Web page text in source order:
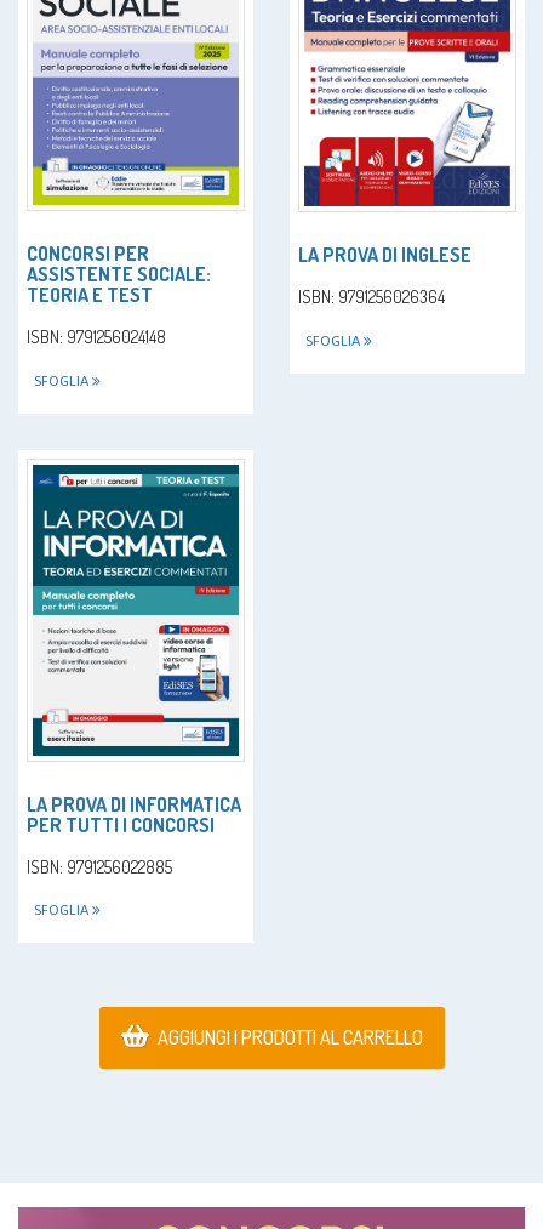
CONCORSI PER
ASSISTENTE SOCIALE:
TEORIA E TEST
ISBN: 9791256024148
SFOGLIA
LA PROVA DI INGLESE
ISBN: 9791256026364
SFOGLIA
LA PROVA DI INFORMATICA
PER TUTTI I CONCORSI
ISBN: 9791256022885
SFOGLIA
AGGIUNGI I PRODOTTI AL CARRELLO